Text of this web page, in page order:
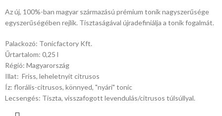
Az új, 100%-ban magyar származású prémium tonik nagyszerűsége
egyszerűségében rejlik. Tisztaságával újradefiniálja a tonik fogalmát.
Palackozó: Tonicfactory Kft.
Űrtartalom: 0,25 l
Régió: Magyarország
Illat: Friss, leheletnyit citrusos
Íz: florális-citrusos, könnyed, "nyári" tonic
Lecsengés: Tiszta, visszafogott levendulás/citrusos túlsúllyal.